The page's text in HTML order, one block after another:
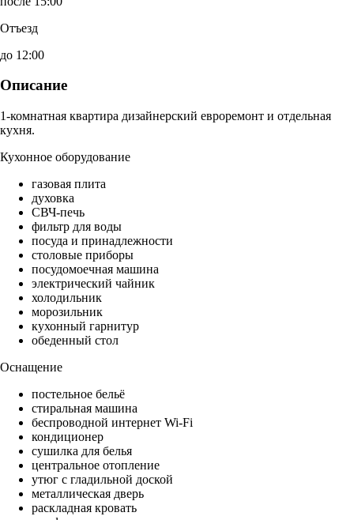
Отъезд
до 12:00
Описание
1-комнатная квартира дизайнерский евроремонт и отдельная
кухня.
Кухонное оборудование
газовая плита
духовка
СВЧ-печь
фильтр для воды
посуда и принадлежности
столовые приборы
посудомоечная машина
электрический чайник
холодильник
морозильник
кухонный гарнитур
обеденный стол
Оснащение
постельное бельё
стиральная машина
беспроводной интернет Wi-Fi
кондиционер
сушилка для белья
центральное отопление
утюг с гладильной доской
металлическая дверь
раскладная кровать